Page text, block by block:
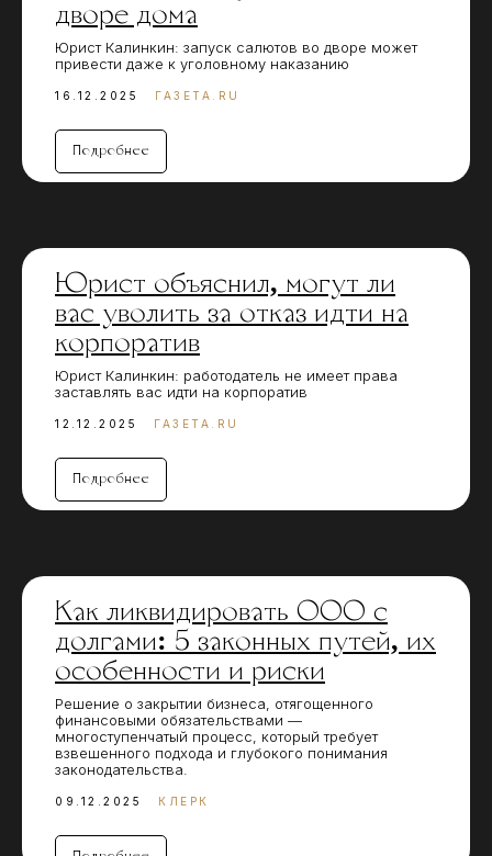
дворе дома
Юрист Калинкин: запуск салютов во дворе может
привести даже к уголовному наказанию
16.12.2025 ГАЗЕТА.RU
Подробнее
Юрист объяснил, могут ли
вас уволить за отказ идти на
корпоратив
Юрист Калинкин: работодатель не имеет права
заставлять вас идти на корпоратив
12.12.2025 ГАЗЕТА.RU
Подробнее
Как ликвидировать ООО с
долгами: 5 законных путей, их
особенности и риски
Решение о закрытии бизнеса, отягощенного
финансовыми обязательствами —
многоступенчатый процесс, который требует
взвешенного подхода и глубокого понимания
законодательства.
09.12.2025 КЛЕРК